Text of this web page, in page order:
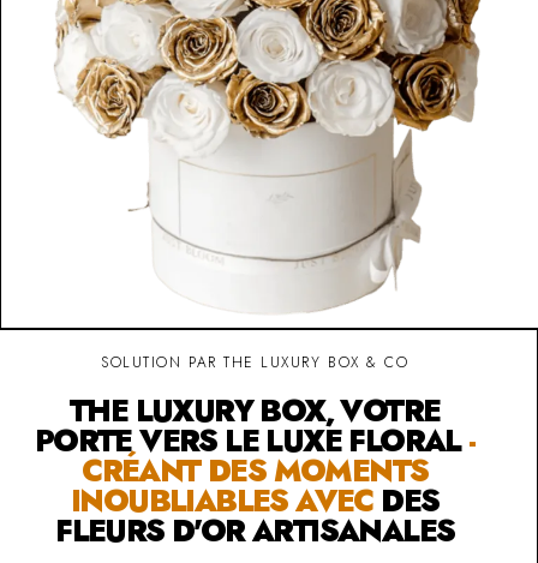
SOLUTION PAR THE LUXURY BOX & CO
THE LUXURY BOX, VOTRE
PORTE VERS LE LUXE FLORAL-
CRÉANT DES MOMENTS
INOUBLIABLES AVEC DES
FLEURS D'OR ARTISANALES